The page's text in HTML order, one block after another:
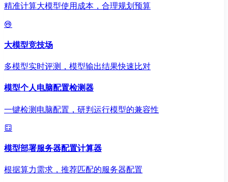
精准计算大模型使用成本，合理规划预算
大模型竞技场
多模型实时评测，模型输出结果快速比对
模型个人电脑配置检测器
一键检测电脑配置，研判运行模型的兼容性
模型部署服务器配置计算器
根据算力需求，推荐匹配的服务器配置